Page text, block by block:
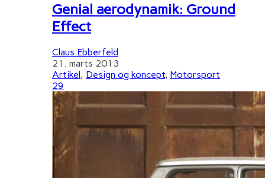
Genial aerodynamik: Ground
Effect
Claus Ebberfeld
21. marts 2013
Artikel, Design og koncept, Motorsport
29